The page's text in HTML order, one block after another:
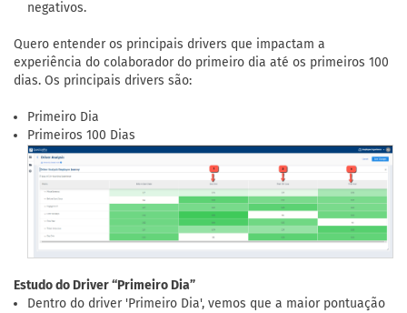
negativos.
Quero entender os principais drivers que impactam a
experiência do colaborador do primeiro dia até os primeiros 100
dias. Os principais drivers são:
Primeiro Dia
Primeiros 100 Dias
Estudo do Driver “Primeiro Dia”
Dentro do driver 'Primeiro Dia', vemos que a maior pontuação